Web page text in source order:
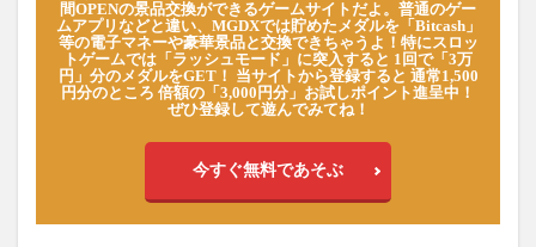
間OPENの景品交換ができるゲームサイトだよ。普通のゲー
ムアプリなどと違い、MGDXでは貯めたメダルを「Bitcash」
等の電子マネーや豪華景品と交換できちゃうよ！特にスロッ
トゲームでは「ラッシュモード」に突入すると 1回で「3万
円」分のメダルをGET！ 当サイトから登録すると 通常1,500
円分のところ 倍額の「3,000円分」お試しポイント進呈中！
ぜひ登録して遊んでみてね！
今すぐ無料であそぶ